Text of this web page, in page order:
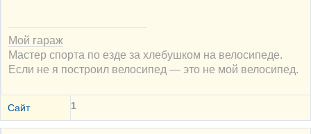
Мой гараж
Мастер спорта по езде за хлебушком на велосипеде.
Если не я построил велосипед — это не мой велосипед.
Сайт 1